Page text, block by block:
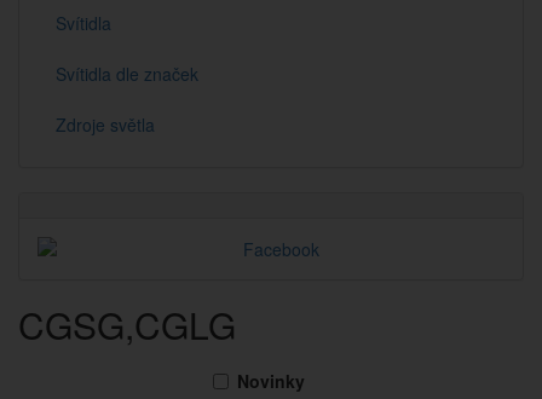
Svítidla
Svítidla dle značek
Zdroje světla
CGSG,CGLG
Novinky